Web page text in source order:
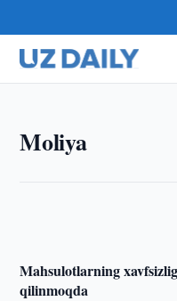
Moliya
Senat pensiya
o'zgartirishlarni
Mahsulotlarning
qilinmoqda